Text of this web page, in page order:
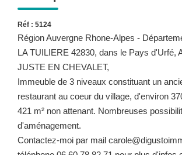
Réf : 5124
Région Auvergne Rhone-Alpes -
LA TUILIERE 42830, dans le Pays d'Urfé,
JUSTE EN CHEVALET,
Immeuble de 3 niveaux constituant un
restaurant au coeur du village, d'environ
421 m² non attenant. Nombreuses
d'aménagement.
Contactez-moi par mail